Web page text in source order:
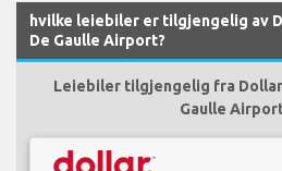
hvilke leiebiler er tilgjengelig av
De Gaulle Airport?
Leiebiler tilgjengelig fra Dollar
Gaulle